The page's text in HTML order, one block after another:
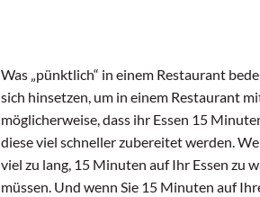
Was „pünktlich“ in einem Restaurant
sich hinsetzen, um in einem Restaurant
möglicherweise, dass ihr Essen 15
diese viel schneller zubereitet werden.
viel zu lang, 15 Minuten auf Ihr Essen zu
müssen. Und wenn Sie 15 Minuten auf